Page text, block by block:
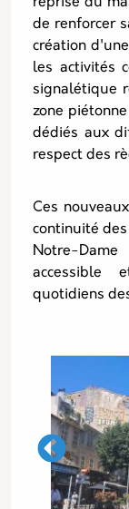
de renforcer
création
les activités
signalétique
zone
dédiés aux
respect des
Ces
continuité
Notre-
accessible
quotidiens